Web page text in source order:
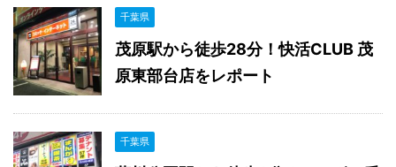
千葉県
茂原駅から徒歩28分！快活CLUB 茂
原東部台店をレポート
千葉県